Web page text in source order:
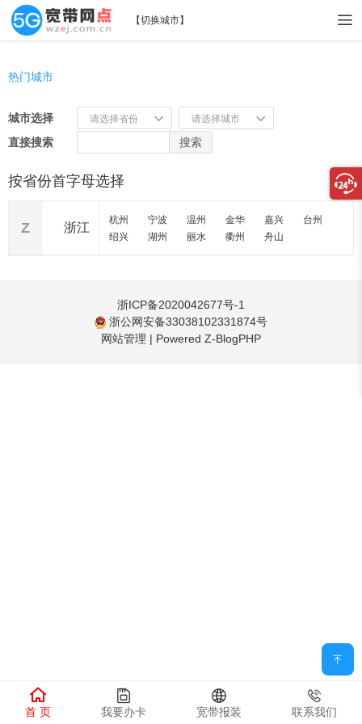
【切换城市】
热门城市
城市选择 请选择省份 请选择城市
直接搜索 搜索
按省份首字母选择
Z 浙江
杭州 宁波 温州 金华 嘉兴
台州
绍兴
湖州 丽水 衢州 舟山
浙ICP备2020042677号-1
浙公网安备33038102331874号
网站管理 | Powered Z-BlogPHP
首 页 我要办卡 宽带报装 联系我们